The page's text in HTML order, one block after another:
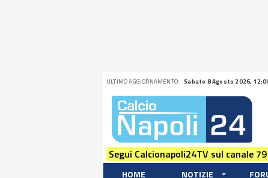
ULTIMO AGGIORNAMENTO: Sabato 8 Agosto 2026,
Segui Calcionapoli24TV sul canale
HOME NOTIZIE